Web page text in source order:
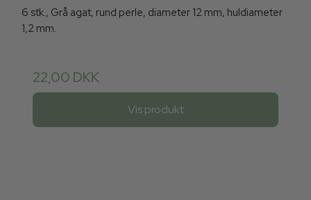
6 stk., Grå agat, rund perle, diameter 12 mm, huldiameter
1,2 mm.
22,00 DKK
Vis produkt